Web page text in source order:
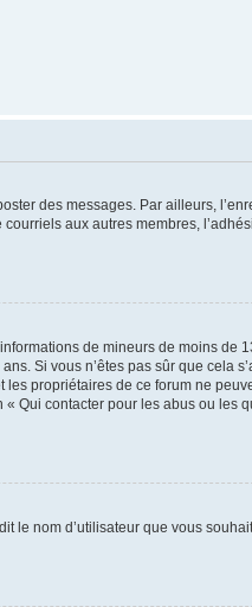
des messages. Par ailleurs,
aux autres membres,
de mineurs de moins de
Si vous n’êtes pas sûr que cela
propriétaires de ce forum ne
Qui contacter pour les abus ou les
le nom d’utilisateur que vous